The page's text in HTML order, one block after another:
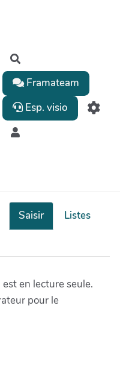
Framateam
Esp. visio
Saisir
Listes
en lecture seule.
pour le